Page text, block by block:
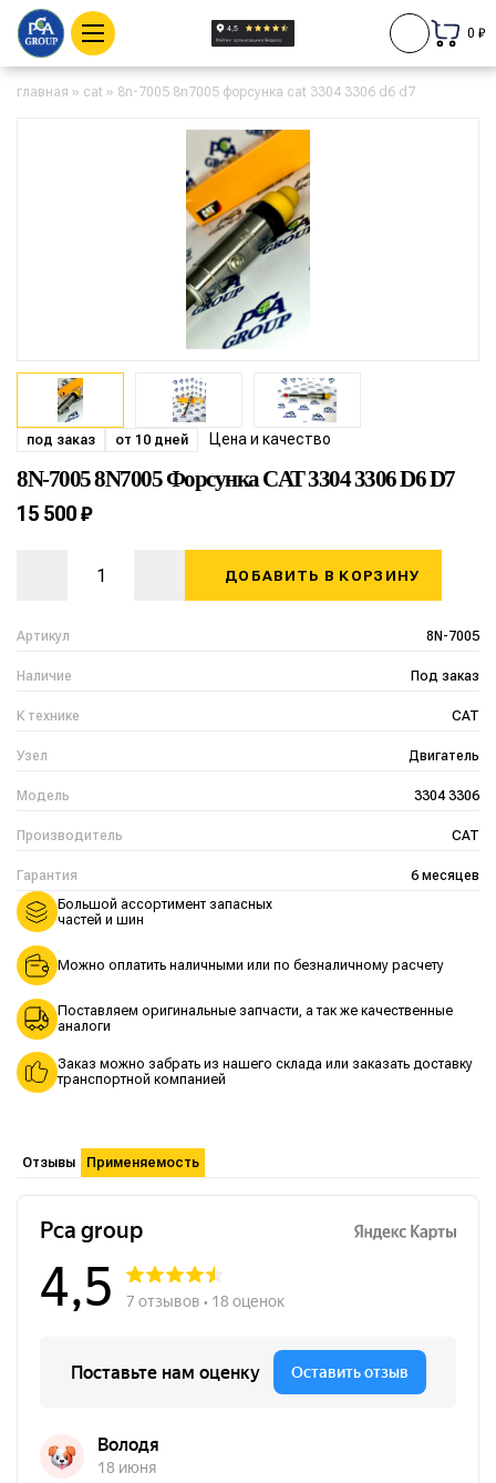
0 ₽
главная » cat » 8n-7005 8n7005 форсунка cat 3304 3306 d6 d7
под заказ от 10 дней Цена и качество
8N-7005 8N7005 Форсунка CAT 3304 3306 D6 D7
Артикул 8N-7005
Наличие Под заказ
К технике CAT
Узел Двигатель
Модель 3304 3306
Производитель CAT
Гарантия 6 месяцев
15 500 ₽
ДОБАВИТЬ В КОРЗИНУ
Большой ассортимент запасных
частей и шин
Можно оплатить наличными или по безналичному расчету
Поставляем оригинальные запчасти, а так же качественные
аналоги
Заказ можно забрать из нашего склада или заказать доставку
транспортной компанией
Отзывы Применяемость